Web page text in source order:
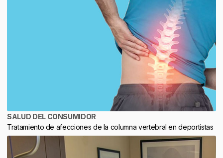
SALUD DEL CONSUMIDOR
Tratamiento de afecciones de la columna vertebral en deportistas